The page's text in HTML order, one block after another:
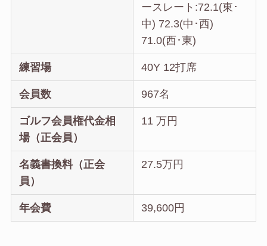
ースレート:72.1(東･
中) 72.3(中･西)
71.0(西･東)
練習場 40Y 12打席
会員数 967名
ゴルフ会員権代金相
場（正会員）
11 万円
名義書換料（正会
員）
27.5万円
年会費 39,600円